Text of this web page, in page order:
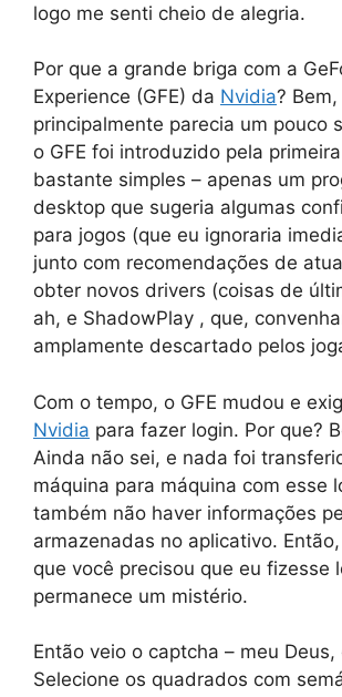
logo me senti cheio de alegria.
Por que a grande briga com a
Experience (GFE) da Nvidia? Bem,
principalmente parecia um pouco
o GFE foi introduzido pela
bastante simples – apenas um
desktop que sugeria algumas
para jogos (que eu ignoraria
junto com recomendações de
obter novos drivers (coisas de
ah, e ShadowPlay , que,
amplamente descartado pelos
Com o tempo, o GFE mudou e
Nvidia para fazer login. Por que?
Ainda não sei, e nada foi
máquina para máquina com esse
também não haver informações
armazenadas no aplicativo. Então,
que você precisou que eu fizesse
permanece um mistério.
Então veio o captcha – meu Deus,
Selecione os quadrados com